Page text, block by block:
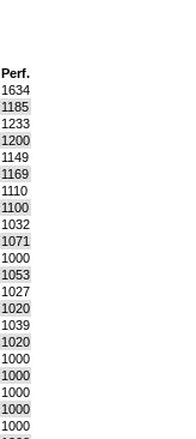
Perf.
1634
1185
1233
1200
1149
1169
1110
1100
1032
1071
1000
1053
1027
1020
1039
1020
1000
1000
1000
1000
1000